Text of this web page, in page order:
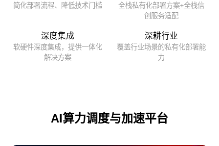
简化部署流程、降低技术门槛
全栈私有化部署方案+全栈信
创服务适配
深度集成
软硬件深度集成，提供一体化
解决方案
深耕行业
覆盖行业场景的私有化部署能
力
AI算力调度与加速平台